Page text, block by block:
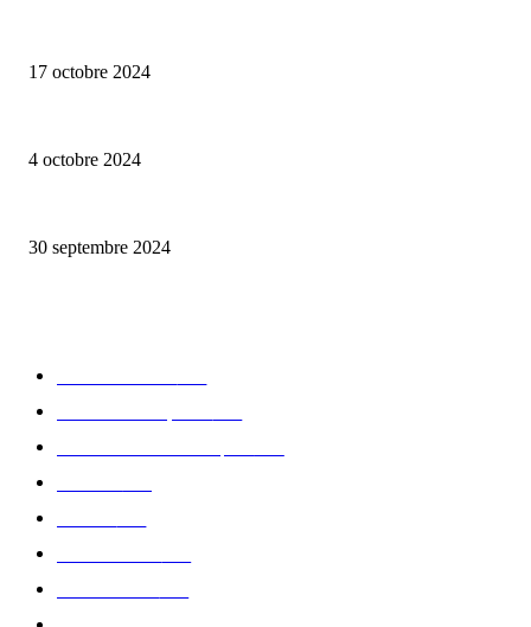
17 octobre 2024
4 octobre 2024
30 septembre 2024